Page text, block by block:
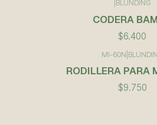
BLUNDING
CODERA
$6.400
MI-60N
RODILLERA PARA
$9.750